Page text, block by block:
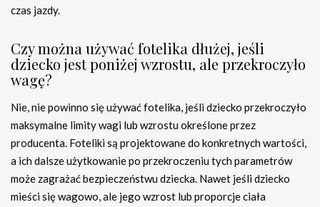
czas jazdy.
Czy można używać fotelika dłużej, jeśli
dziecko jest poniżej wzrostu, ale przekroczyło
wagę?
Nie, nie powinno się używać fotelika, jeśli dziecko przekroczyło
maksymalne limity wagi lub wzrostu określone przez
producenta. Foteliki są projektowane do konkretnych wartości,
a ich dalsze użytkowanie po przekroczeniu tych parametrów
może zagrażać bezpieczeństwu dziecka. Nawet jeśli dziecko
mieści się wagowo, ale jego wzrost lub proporcje ciała